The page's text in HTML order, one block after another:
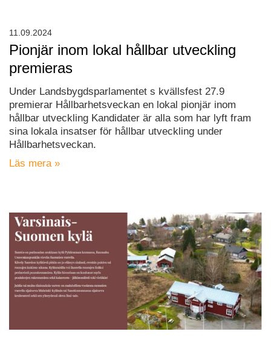
Pionjär inom lokal hållbar utveckling
premieras
Under Landsbygdsparlamentet s kvällsfest 27.9
premierar Hållbarhetsveckan en lokal pionjär inom
hållbar utveckling Kandidater är alla som har lyft fram
sina lokala insatser för hållbar utveckling under
Hållbarhetsveckan.
Läs mera »
11.09.2024